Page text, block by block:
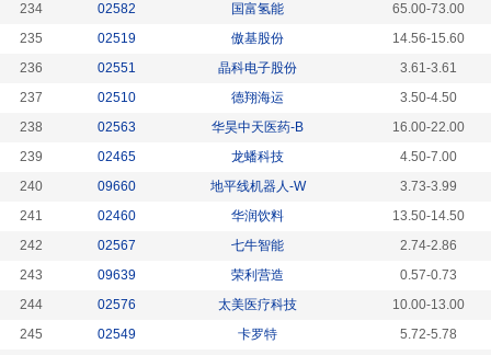
234
02582 国富氢能
65.00-73.00
235
02519 傲基股份
14.56-15.60
236
02551 晶科电子股份
3.61-3.61
237
02510 德翔海运
3.50-4.50
238
02563 华昊中天医药-B
16.00-22.00
239
02465 龙蟠科技
4.50-7.00
240
09660 地平线机器人-W
3.73-3.99
241
02460 华润饮料
13.50-14.50
242
02567 七牛智能
2.74-2.86
243
09639 荣利营造
0.57-0.73
244
02576 太美医疗科技
10.00-13.00
245
02549 卡罗特
5.72-5.78